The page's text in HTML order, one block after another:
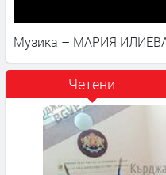
Музика – МАРИЯ
Четени